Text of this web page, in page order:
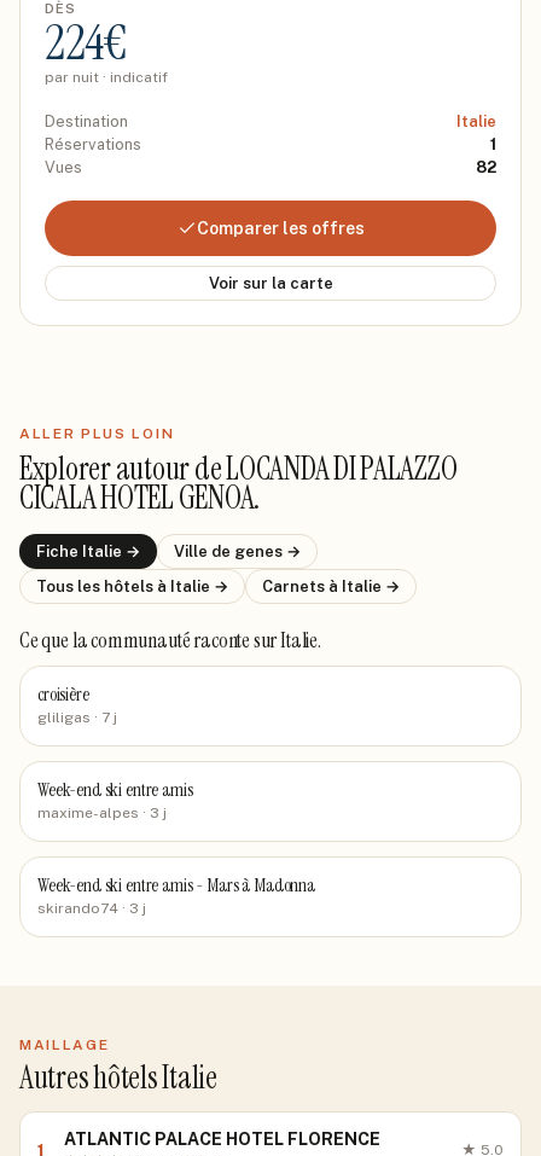
DÈS
224€
par nuit · indicatif
Destination
Italie
Réservations
1
Vues
82
Comparer les offres
Voir sur la carte
ALLER PLUS LOIN
Explorer autour deLOCANDA DI PALAZZO
CICALA HOTEL GENOA.
Fiche Italie → Ville de genes →
Tous les hôtels à Italie → Carnets à Italie →
Ce que la communauté racontesur Italie.
croisière
gliligas · 7 j
Week-end ski entre amis
maxime-alpes · 3 j
Week-end ski entre amis - Mars à Madonna
skirando74 · 3 j
MAILLAGE
Autres hôtels Italie
1
ATLANTIC PALACE HOTEL FLORENCE
★ 5.0